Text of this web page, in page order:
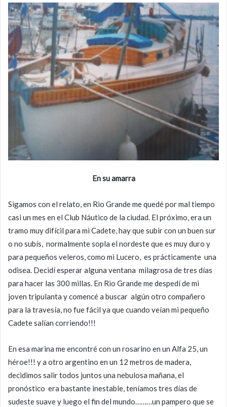
En su amarra
Sigamos con el relato, en Rio Grande me quedé por mal tiempo
casi un mes en el Club Náutico de la ciudad. El próximo, era un
tramo muy difícil para mi Cadete, hay que subir con un buen sur
o no subís, normalmente sopla el nordeste que es muy duro y
para pequeños veleros, como mi Lucero, es prácticamente una
odisea. Decidí esperar alguna ventana milagrosa de tres días
para hacer las 300 millas. En Rio Grande me despedí de mi
joven tripulanta y comencé a buscar algún otro compañero
para la travesía, no fue fácil ya que cuando veían mi pequeño
Cadete salían corriendo!!!
En esa marina me encontré con un rosarino en un Alfa 25, un
héroe!!! y a otro argentino en un 12 metros de madera,
decidimos salir todos juntos una nebulosa mañana, el
pronóstico era bastante inestable, teníamos tres días de
sudeste suave y luego el fin del mundo………un pampero que se